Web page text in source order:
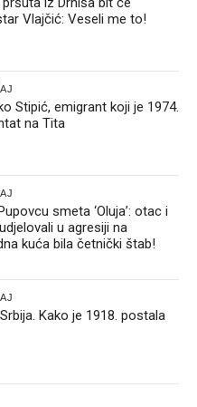
Vlajčić: Veseli me to!
Stipić, emigrant koji je 1974.
na Tita
smeta ‘Oluja’: otac i
u agresiji na
kuća bila četnički štab!
Kako je 1918. postala